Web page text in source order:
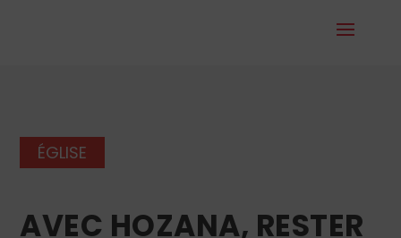
ÉGLISE
AVEC HOZANA, RESTER